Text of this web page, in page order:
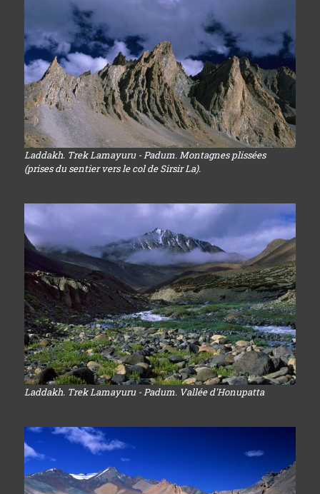
Laddakh. Trek Lamayuru - Padum. Montagnes plissées
(prises du sentier vers le col de Sirsir La).
Laddakh. Trek Lamayuru - Padum. Vallée d'Honupatta